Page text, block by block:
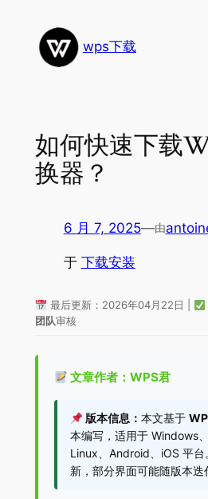
wps下载
如何快速下载
换器？
6 月 7, 2025—由
于 下载安装
最后更新：2026年04月22日 |
团队审核
文章作者：WPS君
版本信息： 本文基于
本编写，适用于 Windows、
Linux、Android、iOS 平台
新，部分界面可能随版本迭